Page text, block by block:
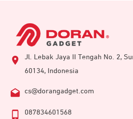
Jl. Lebak Jaya II Tengah No. 2,
60134, Indonesia
cs@dorangadget.com
087834601568